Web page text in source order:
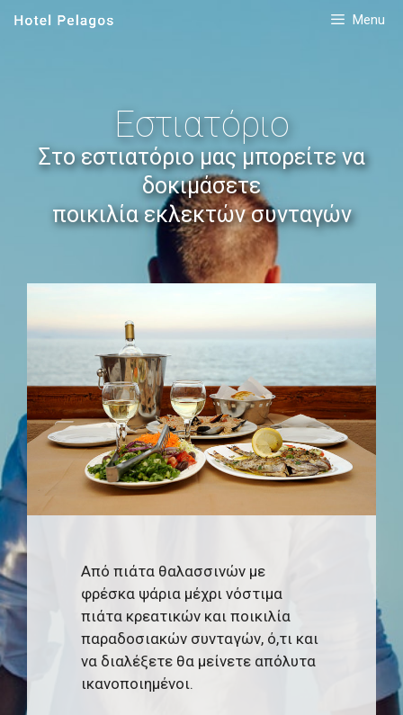
Menu
Εστιατόριο
Στο εστιατόριο μας μπορείτε να
δοκιμάσετε
ποικιλία εκλεκτών συνταγών
Από πιάτα θαλασσινών με
φρέσκα ψάρια μέχρι νόστιμα
πιάτα κρεατικών και ποικιλία
παραδοσιακών συνταγών, ό,τι και
να διαλέξετε θα μείνετε απόλυτα
ικανοποιημένοι.